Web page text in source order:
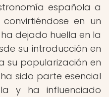
española a
en un
dejado huella en la
su introducción en
su popularización en
sido parte esencial
y ha influenciado